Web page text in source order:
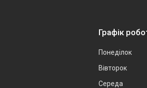
Графік
Понеділок
Вівторок
Середа